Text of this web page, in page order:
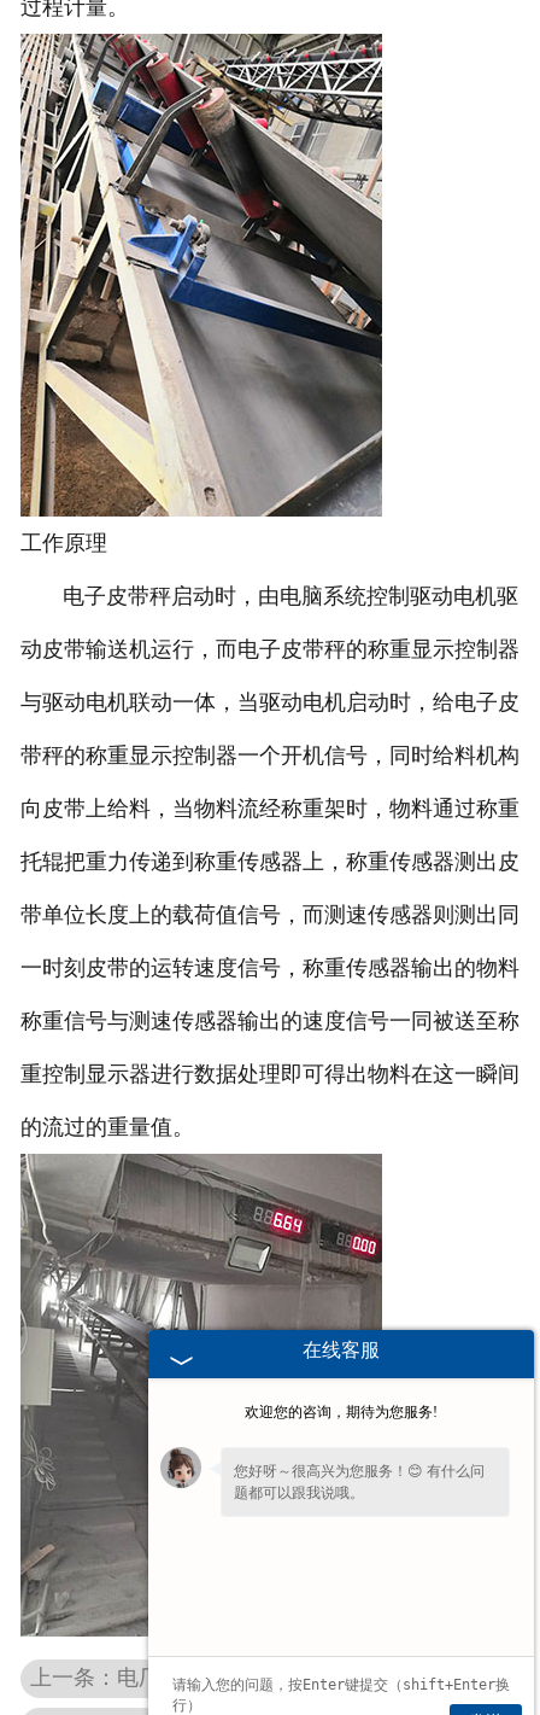
- 散装计量秤
电子汽车衡
输送提升设备
- 输送机
- Z字型提升机
-
脉冲除尘器
称重配件
给煤机
非称重系列产品
过程计量。
工作原理
电子皮带秤启动时，由电脑系统控制驱动电机驱
动皮带输送机运行，而电子皮带秤的称重显示控制器
与驱动电机联动一体，当驱动电机启动时，给电子皮
带秤的称重显示控制器一个开机信号，同时给料机构
向皮带上给料，当物料流经称重架时，物料通过称重
托辊把重力传递到称重传感器上，称重传感器测出皮
带单位长度上的载荷值信号，而测速传感器则测出同
一时刻皮带的运转速度信号，称重传感器输出的物料
称重信号与测速传感器输出的速度信号一同被送至称
重控制显示器进行数据处理即可得出物料在这一瞬间
的流过的重量值。
上一条：电厂电子皮带秤
在线客服
欢迎您的咨询，期待为您服务!
您好呀～很高兴为您服务！😊 有什么问
题都可以跟我说哦。